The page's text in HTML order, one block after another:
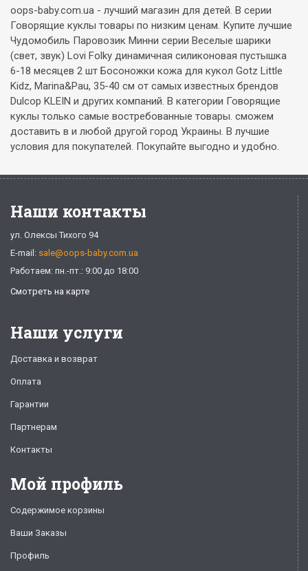
oops-baby.com.ua - лучший магазин для детей. В серии
Говорящие куклы товары по низким ценам. Купите лучшие
Чудомобиль Паровозик Минни серии Веселые шарики
(свет, звук) Lovi Folky динамичная силиконовая пустышка
6-18 месяцев 2 шт Босоножки кожа для кукол Gotz Little
Kidz, Marina&Pau, 35-40 см от самых известных брендов
Dulcop KLEIN и других компаний. В категории Говорящие
куклы только самые востребованные товары. сможем
доставить в и любой другой город Украины. В лучшие
условия для покупателей. Покупайте выгодно и удобно.
Наши контакты
ул. Олексы Тихого 94
E-mail: sale@oops-baby.com.ua
Работаем: пн.-пт.: 9:00 до 18:00
Смотреть на карте
Наши услуги
Доставка и возврат
Оплата
Гарантии
Партнерам
Контакты
Мой профиль
Содержимое корзины
Ваши Заказы
Профиль